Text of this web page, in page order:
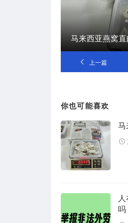
马来西亚燕窝
上一篇
你也可能喜欢
马
吗